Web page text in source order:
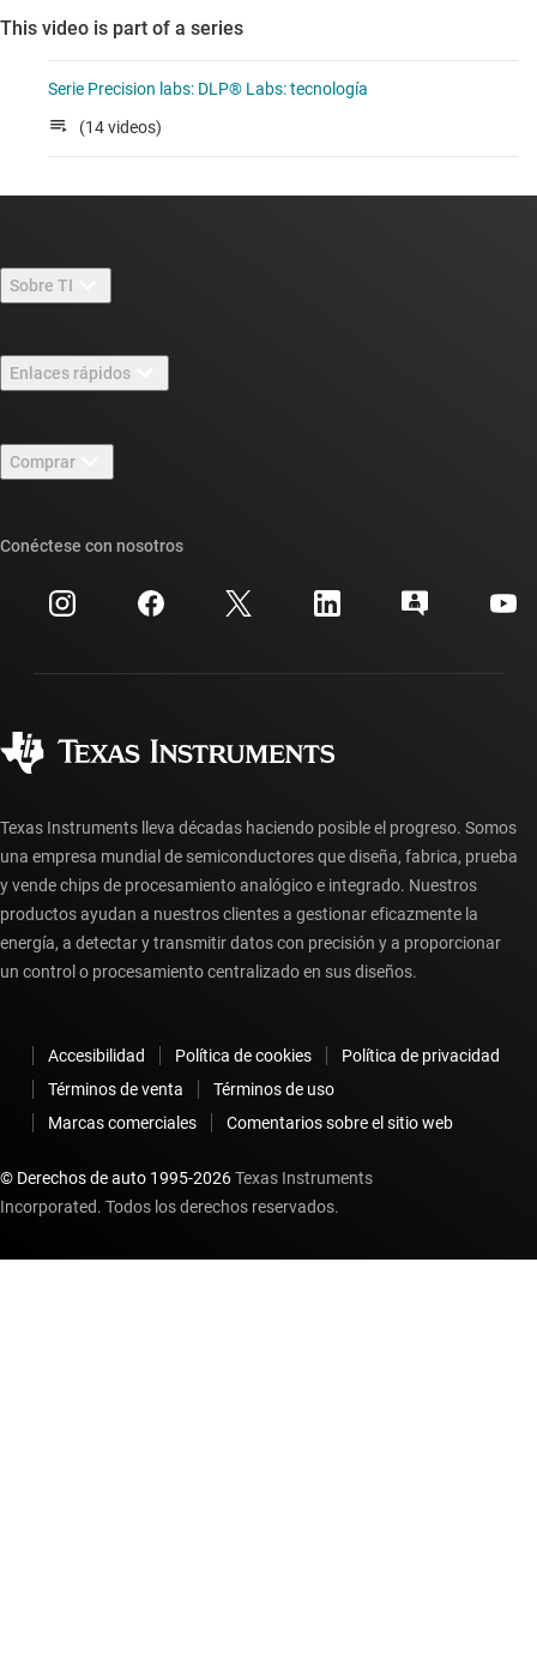
This video is part of a series
Serie Precision labs: DLP® Labs: tecnología
(14 videos)
Sobre TI
Carreras laborales
Sala de redacción
Eventos
Relaciones con los inversionistas
Enlaces rápidos
Foros de soporte de diseño de TI E2E™
Búsqueda de referencias cruzadas
Centro de atención al cliente
Preguntas frecuentes sobre la cuenta myTI
Comprar
Preguntas frecuentes sobre pedidos
Conéctese con nosotros
Texas Instruments lleva décadas haciendo posible el progreso. Somos
una empresa mundial de semiconductores que diseña, fabrica, prueba
y vende chips de procesamiento analógico e integrado. Nuestros
productos ayudan a nuestros clientes a gestionar eficazmente la
energía, a detectar y transmitir datos con precisión y a proporcionar
un control o procesamiento centralizado en sus diseños.
Accesibilidad Política de cookies
Política de privacidad
Términos de venta
Términos de uso
Marcas comerciales
Comentarios sobre el sitio web
© Derechos de auto 1995-2026Texas Instruments
Incorporated. Todos los derechos reservados.